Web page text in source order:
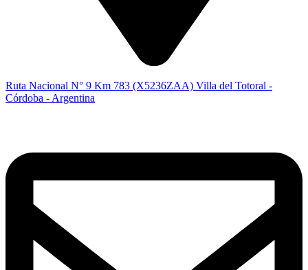
Ruta Nacional N° 9 Km 783 (X5236ZAA) Villa del Totoral -
Córdoba - Argentina